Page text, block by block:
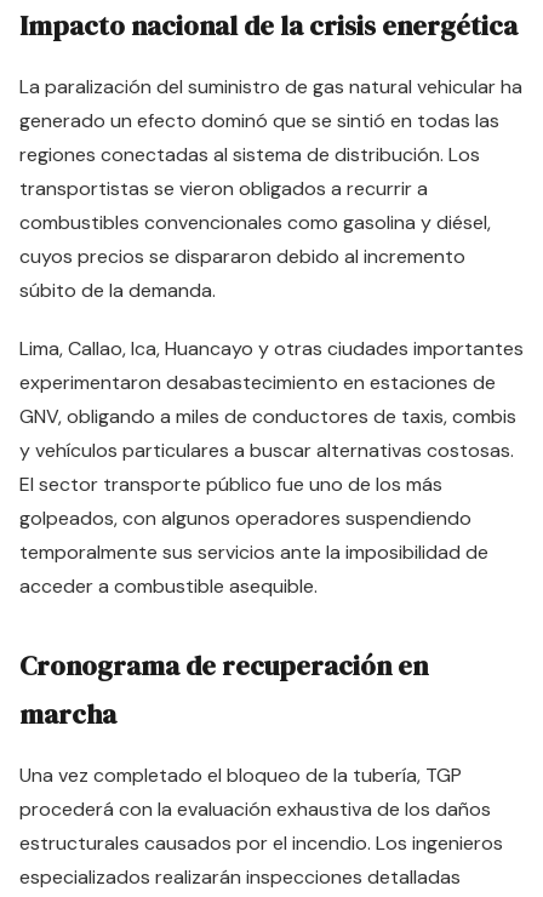
Impacto nacional de la crisis energética
La paralización del suministro de gas natural vehicular ha
generado un efecto dominó que se sintió en todas las
regiones conectadas al sistema de distribución. Los
transportistas se vieron obligados a recurrir a
combustibles convencionales como gasolina y diésel,
cuyos precios se dispararon debido al incremento
súbito de la demanda.
Lima, Callao, Ica, Huancayo y otras ciudades importantes
experimentaron desabastecimiento en estaciones de
GNV, obligando a miles de conductores de taxis, combis
y vehículos particulares a buscar alternativas costosas.
El sector transporte público fue uno de los más
golpeados, con algunos operadores suspendiendo
temporalmente sus servicios ante la imposibilidad de
acceder a combustible asequible.
Cronograma de recuperación en
marcha
Una vez completado el bloqueo de la tubería, TGP
procederá con la evaluación exhaustiva de los daños
estructurales causados por el incendio. Los ingenieros
especializados realizarán inspecciones detalladas